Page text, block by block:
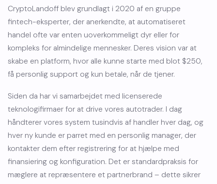
CryptoLandoff blev grundlagt i 2020 af en gruppe
fintech-eksperter, der anerkendte, at automatiseret
handel ofte var enten uoverkommeligt dyr eller for
kompleks for almindelige mennesker. Deres vision var at
skabe en platform, hvor alle kunne starte med blot $250,
få personlig support og kun betale, når de tjener.
Siden da har vi samarbejdet med licenserede
teknologifirmaer for at drive vores autotrader. I dag
håndterer vores system tusindvis af handler hver dag, og
hver ny kunde er parret med en personlig manager, der
kontakter dem efter registrering for at hjælpe med
finansiering og konfiguration. Det er standardpraksis for
mæglere at repræsentere et partnerbrand – dette sikrer